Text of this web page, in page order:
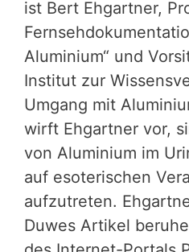
ist Bert Ehgartner,
Aluminium“ und
Institut zur
Umgang mit
wirft Ehgartner vor,
von Aluminium im
auf esoterischen
aufzutreten.
Duwes Artikel